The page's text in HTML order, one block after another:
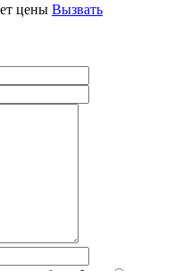
цены Вызвать